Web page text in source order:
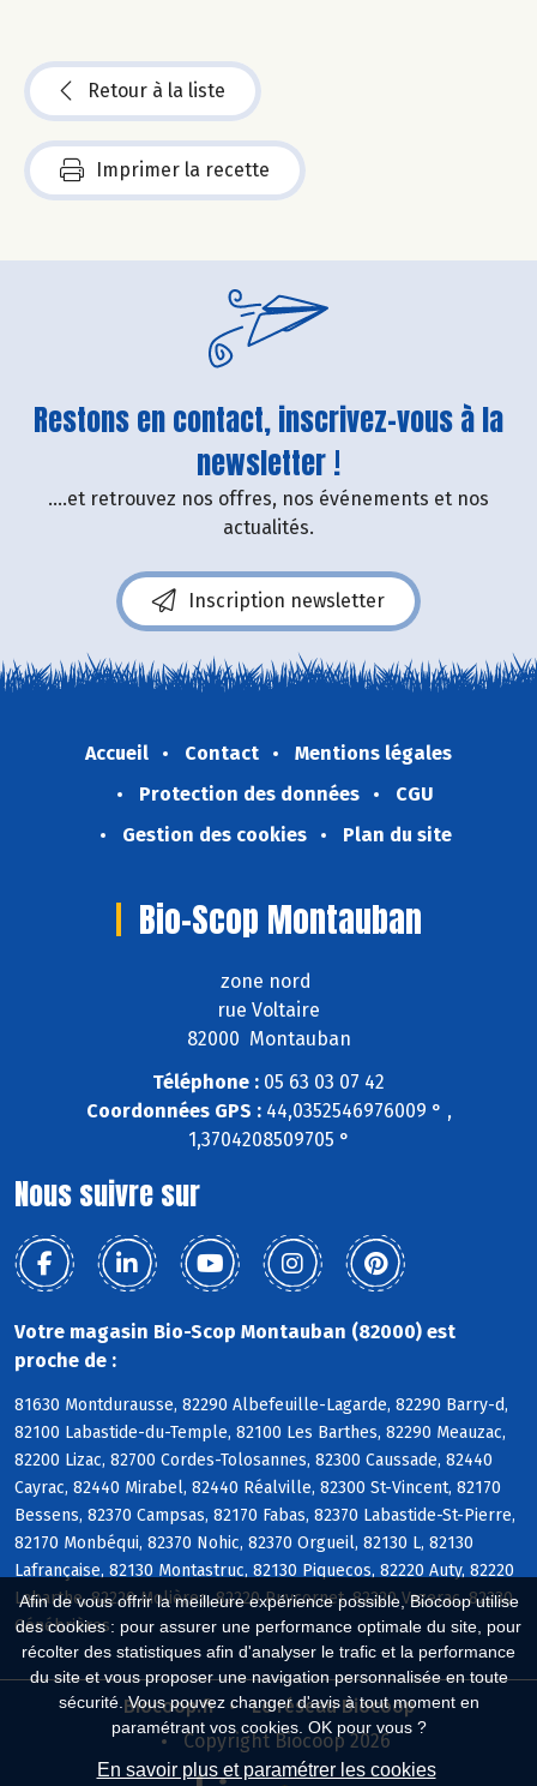
Afin de vous offrir la meilleure expérience possible, Biocoop utilise
des cookies : pour assurer une performance optimale du site, pour
récolter des statistiques afin d'analyser le trafic et la performance
du site et vous proposer une navigation personnalisée en toute
sécurité. Vous pouvez changer d'avis à tout moment en
paramétrant vos cookies. OK pour vous ?
En savoir plus et paramétrer les cookies
Retour à la liste
Imprimer la recette
Restons en contact, inscrivez-vous à la
newsletter !
....et retrouvez nos offres, nos événements et nos
actualités.
Inscription newsletter
Accueil Contact
Mentions légales
Protection des données
CGU
Gestion des cookies
Plan du site
Bio-Scop Montauban
zone nord
rue Voltaire
82000 Montauban
Téléphone : 05 63 03 07 42
Coordonnées GPS :44,0352546976009 ° ,
1,3704208509705 °
Nous suivre sur
Votre magasin Bio-Scop Montauban (82000) est
proche de :
81630 Montdurausse, 82290 Albefeuille-Lagarde, 82290 Barry-d,
82100 Labastide-du-Temple, 82100 Les Barthes, 82290 Meauzac,
82200 Lizac, 82700 Cordes-Tolosannes, 82300 Caussade, 82440
Cayrac, 82440 Mirabel, 82440 Réalville, 82300 St-Vincent, 82170
Bessens, 82370 Campsas, 82170 Fabas, 82370 Labastide-St-Pierre,
82170 Monbéqui, 82370 Nohic, 82370 Orgueil, 82130 L, 82130
Lafrançaise, 82130 Montastruc, 82130 Piquecos, 82220 Auty, 82220
Labarthe, 82220 Molières, 82220 Puycornet, 82220 Vazerac, 82230
Génébrières
Biocoop.fr
Le réseau Biocoop
Copyright Biocoop 2026